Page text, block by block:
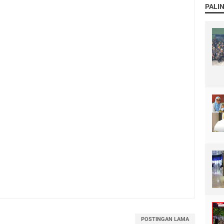
POSTINGAN LAMA